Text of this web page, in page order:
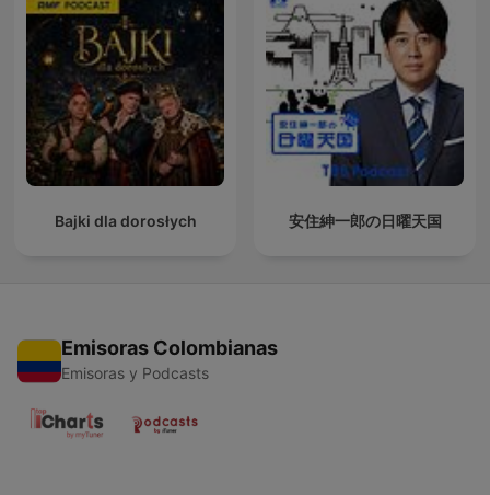
Bajki dla dorosłych 安住紳一郎の日曜天国
Emisoras Colombianas
Emisoras y Podcasts